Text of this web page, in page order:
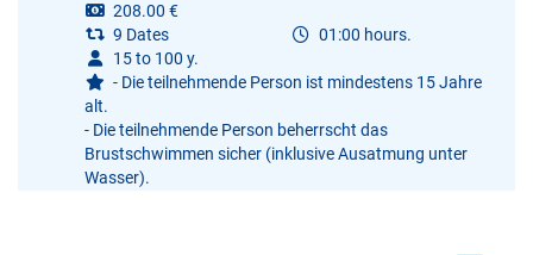
208.00 €
9 Dates
01:00 hours.
15 to 100 y.
- Die teilnehmende Person ist mindestens 15 Jahre
alt.
- Die teilnehmende Person beherrscht das
Brustschwimmen sicher (inklusive Ausatmung unter
Wasser).